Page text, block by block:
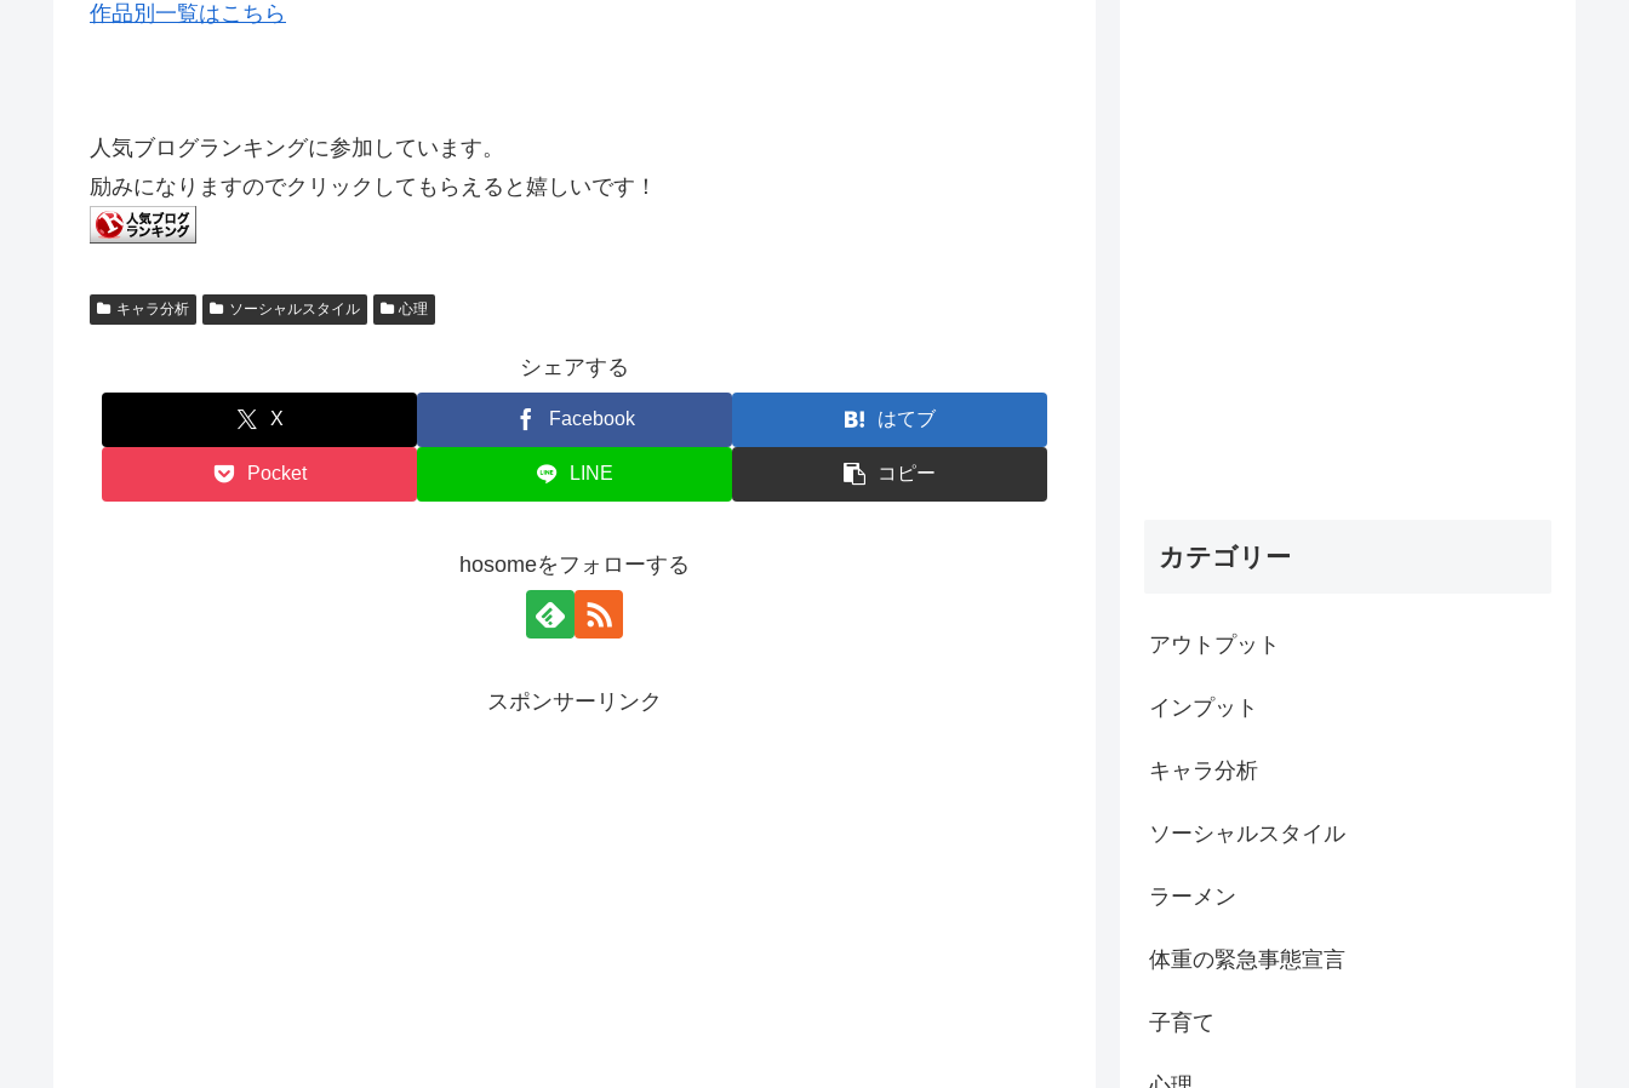
作品別一覧はこちら
人気ブログランキングに参加しています。
励みになりますのでクリックしてもらえると嬉しいです！
キャラ分析 ソーシャルスタイル 心理
シェアする
X Facebook はてブ
Pocket LINE コピー
hosomeをフォローする
スポンサーリンク
カテゴリー
アウトプット
インプット
キャラ分析
ソーシャルスタイル
ラーメン
体重の緊急事態宣言
子育て